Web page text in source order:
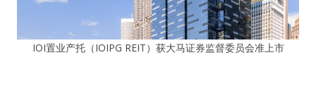
IOI置业产托（IOIPG REIT）获大马证券监督委员会准上市